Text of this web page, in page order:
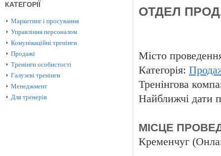
КАТЕГОРІЇ
Маркетинг і просування
Управління персоналом
Комунікаційні тренінги
Продажі
Тренінги особистості
Галузеві тренінги
Менеджмент
Для тренерів
ОТДЕЛ
Місто
Категорія:
Тренінгова
Найближчі дати
МІСЦЕ
Кременчуг